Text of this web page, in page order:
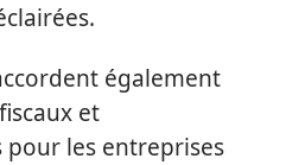
également
et
les entreprises